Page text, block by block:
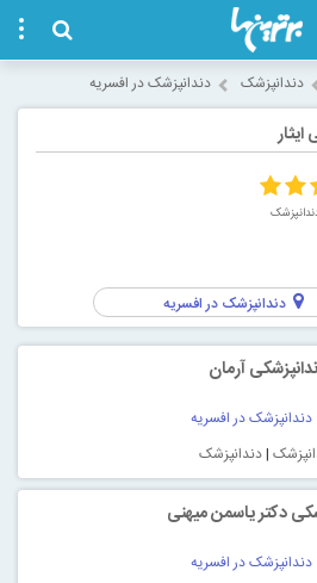
دندانپزشک دندانپزشک در افسریه
دندانپزشک در افسریه
آرمان
دندانپزشک در افسریه
|دندانپزشک
دکتر یاسمن میهنی
دندانپزشک در افسریه